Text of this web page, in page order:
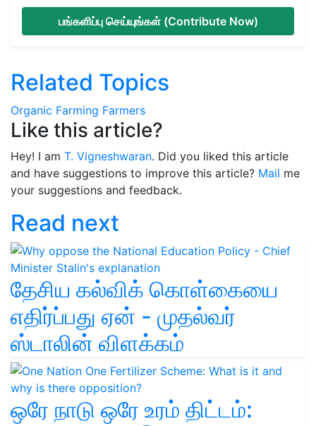
பங்களிப்பு செய்யுங்கள் (Contribute Now)
Related Topics
Organic Farming Farmers
Like this article?
Hey! I am T. Vigneshwaran. Did you liked this article
and have suggestions to improve this article? Mail me
your suggestions and feedback.
Read next
தேசிய கல்விக் கொள்கையை
எதிர்ப்பது ஏன் - முதல்வர்
ஸ்டாலின் விளக்கம்
ஒரே நாடு ஒரே உரம் திட்டம்: